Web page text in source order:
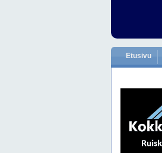
Etusivu